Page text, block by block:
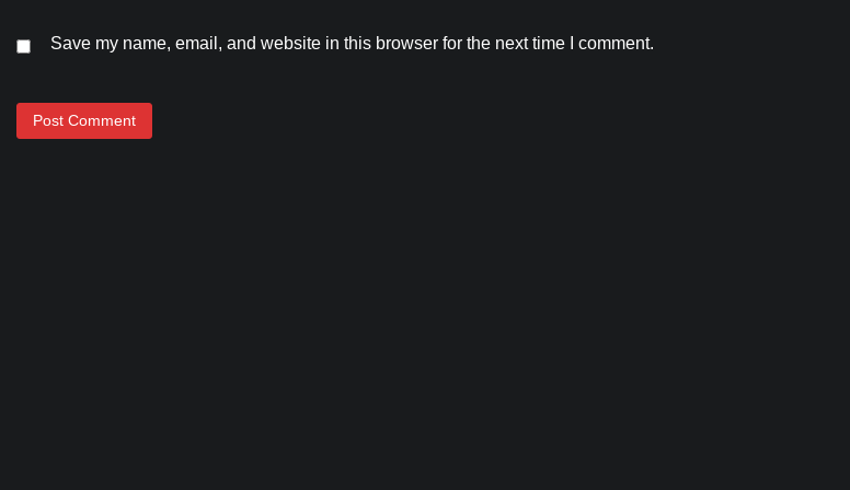
Save my name, email, and website in this browser for the next time I comment.
Kamal Sharma